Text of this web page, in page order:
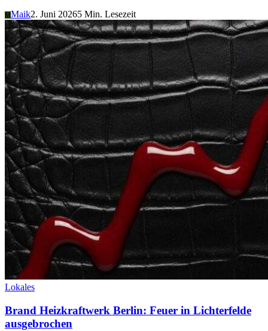
M Maik2. Juni 20265 Min. Lesezeit
Lokales
Brand Heizkraftwerk Berlin: Feuer in Lichterfelde
ausgebrochen